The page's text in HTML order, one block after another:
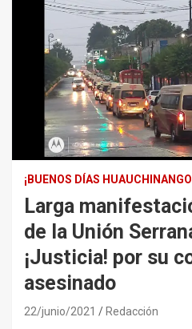
¡BUENOS DÍAS
Larga
de la Unión
¡Justicia! por su
asesinado
22/junio/2021 Redacción